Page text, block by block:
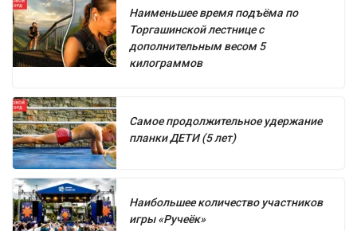
Наименьшее время подъёма по
Торгашинской лестнице с
дополнительным весом 5
килограммов
Самое продолжительное удержание
планки ДЕТИ (5 лет)
Наибольшее количество участников
игры «Ручеёк»